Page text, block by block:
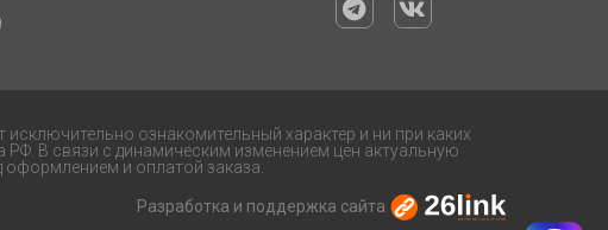
ознакомительный характер и ни при каких
В связи с динамическим изменением цен актуальную
и оплатой заказа.
Разработка и поддержка сайта